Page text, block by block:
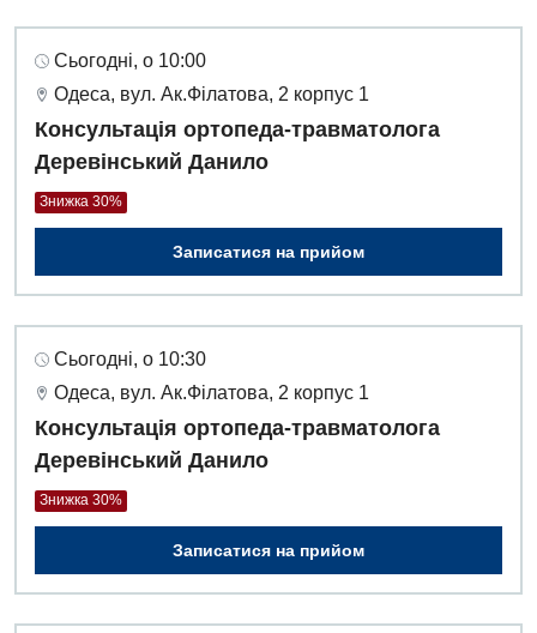
Кардіологія
Кардіохірургія
Мамологія
Медична психологія
Неврологія
Оториноларингологія
Педіатричне відділення
Проктологія
Сьогодні, о 10:00
Одеса, вул. Ак.Філатова, 2 корпус 1
Консультація ортопеда-травматолога
Деревінський Данило
Знижка 30%
Записатися на прийом
Сьогодні, о 10:30
Одеса, вул. Ак.Філатова, 2 корпус 1
Консультація ортопеда-травматолога
Деревінський Данило
Знижка 30%
Записатися на прийом